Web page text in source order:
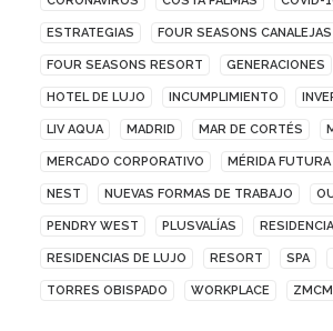
ESTRATEGIAS FOUR SEASONS CANALEJAS
FOUR SEASONS RESORT GENERACIONES
HOTEL DE LUJO INCUMPLIMIENTO
LIV AQUA MADRID MAR DE CORTÉS
MERCADO CORPORATIVO MÉRIDA FUTURA
NEST NUEVAS FORMAS DE TRABAJO
PENDRY WEST PLUSVALÍAS
RESIDENCIAS DE LUJO RESORT SPA
TORRES OBISPADO WORKPLACE ZMCM